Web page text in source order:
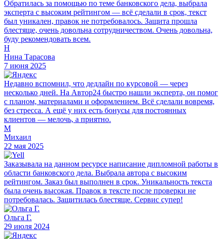
Обратилась за помощью по теме банковского дела, выбрала
эксперта с высоким рейтингом — всё сделали в срок, текст
был уникален, правок не потребовалось. Защита прошла
блестяще, очень довольна сотрудничеством. Очень довольна,
буду рекомендовать всем.
Н
Нина Тарасова
7 июня 2025
Недавно вспомнил, что дедлайн по курсовой — через
несколько дней. На Автор24 быстро нашли эксперта, он помог
с планом, материалами и оформлением. Всё сделали вовремя,
без стресса. А ещё у них есть бонусы для постоянных
клиентов — мелочь, а приятно.
М
Михаил
22 мая 2025
Заказывала на данном ресурсе написание дипломной работы в
области банковского дела. Выбрала автора с высоким
рейтингом. Заказ был выполнен в срок. Уникальность текста
была очень высокая. Правок в тексте после проверки не
потребовалась. Защитилась блестяще. Сервис супер!
Ольга Г.
29 июля 2024